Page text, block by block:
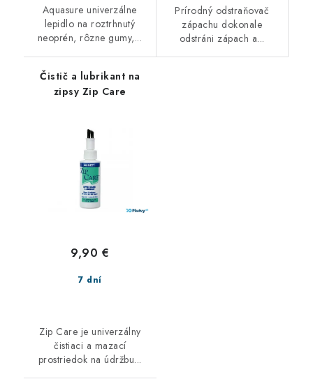
Aquasure univerzálne
lepidlo na roztrhnutý
neoprén, rôzne gumy,...
Prírodný odstraňovač
zápachu dokonale
odstráni zápach a...
Čistič a lubrikant na
zipsy Zip Care
7 dní
9,90 €
Zip Care je univerzálny
čistiaci a mazací
prostriedok na údržbu...